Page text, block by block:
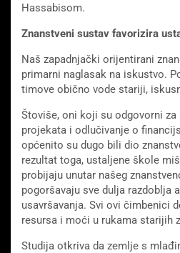
Hassabisom.
Znanstveni sustav favorizira
Naš zapadnjački orijentirani
primarni naglasak na iskustvo.
timove obično vode stariji,
Štoviše, oni koji su odgovorni
projekata i odlučivanje o
općenito su dugo bili dio
rezultat toga, ustaljene škole
probijaju unutar našeg
pogoršavaju sve dulja razdoblja
usavršavanja. Svi ovi čimbenici
resursa i moći u rukama starijih
Studija otkriva da zemlje s